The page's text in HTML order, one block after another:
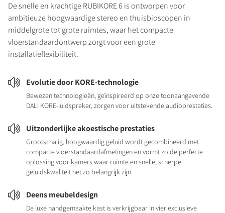
De snelle en krachtige RUBIKORE 6 is ontworpen voor
ambitieuze hoogwaardige stereo en thuisbioscopen in
middelgrote tot grote ruimtes, waar het compacte
vloerstandaardontwerp zorgt voor een grote
installatieflexibiliteit.
Evolutie door KORE-technologie
Bewezen technologieën, geïnspireerd op onze toonaangevende
DALI KORE-luidspreker, zorgen voor uitstekende audioprestaties.
Uitzonderlijke akoestische prestaties
Grootschalig, hoogwaardig geluid wordt gecombineerd met
compacte vloerstandaardafmetingen en vormt zo de perfecte
oplossing voor kamers waar ruimte en snelle, scherpe
geluidskwaliteit net zo belangrijk zijn.
Deens meubeldesign
De luxe handgemaakte kast is verkrijgbaar in vier exclusieve